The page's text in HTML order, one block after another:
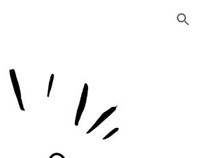
Skip to navigation